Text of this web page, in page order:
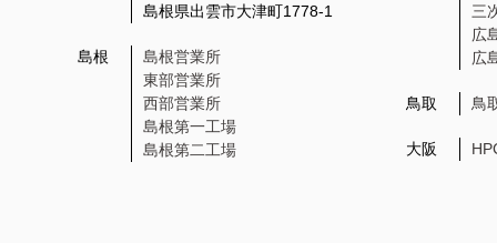
島根県出雲市大津町1778-1
島根
島根営業所
東部営業所
西部営業所
島根第一工場
島根第二工場
三
広
広
鳥取 鳥
大阪